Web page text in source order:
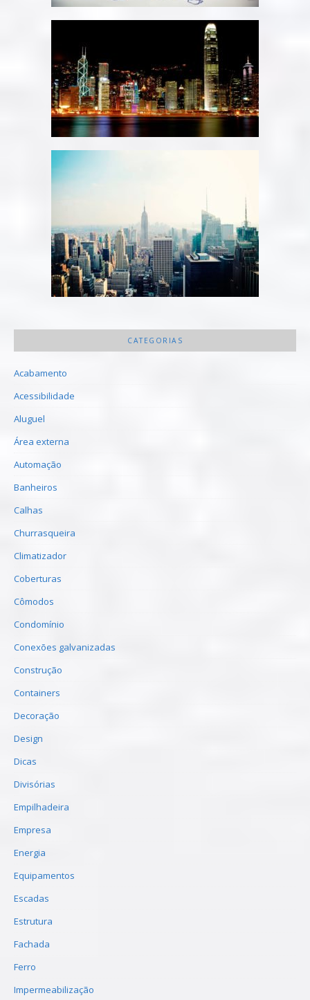
CATEGORIAS
Acabamento
Acessibilidade
Aluguel
Área externa
Automação
Banheiros
Calhas
Churrasqueira
Climatizador
Coberturas
Cômodos
Condomínio
Conexões galvanizadas
Construção
Containers
Decoração
Design
Dicas
Divisórias
Empilhadeira
Empresa
Energia
Equipamentos
Escadas
Estrutura
Fachada
Ferro
Impermeabilização